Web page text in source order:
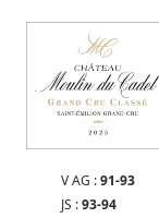
V AG :91-93
JS :93-94